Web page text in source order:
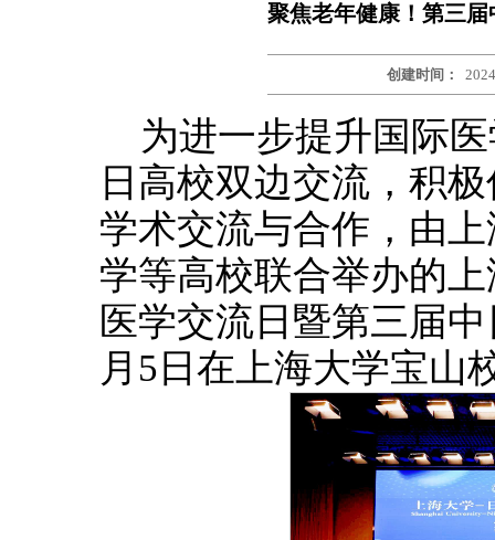
聚焦老年健康！第三
创建时间：
为进一步提升国际
日高校双边交流，积
学术交流与合作，由
学等高校联合举办的
医学交流日暨第三届
月5日在上海大学宝山